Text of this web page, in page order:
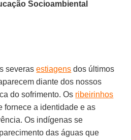
Socioambiental
severasestiagens dos últimos
diante dos nossos
do sofrimento. Os ribeirinhos
fornece a identidade e as
Os indígenas se
das águas que